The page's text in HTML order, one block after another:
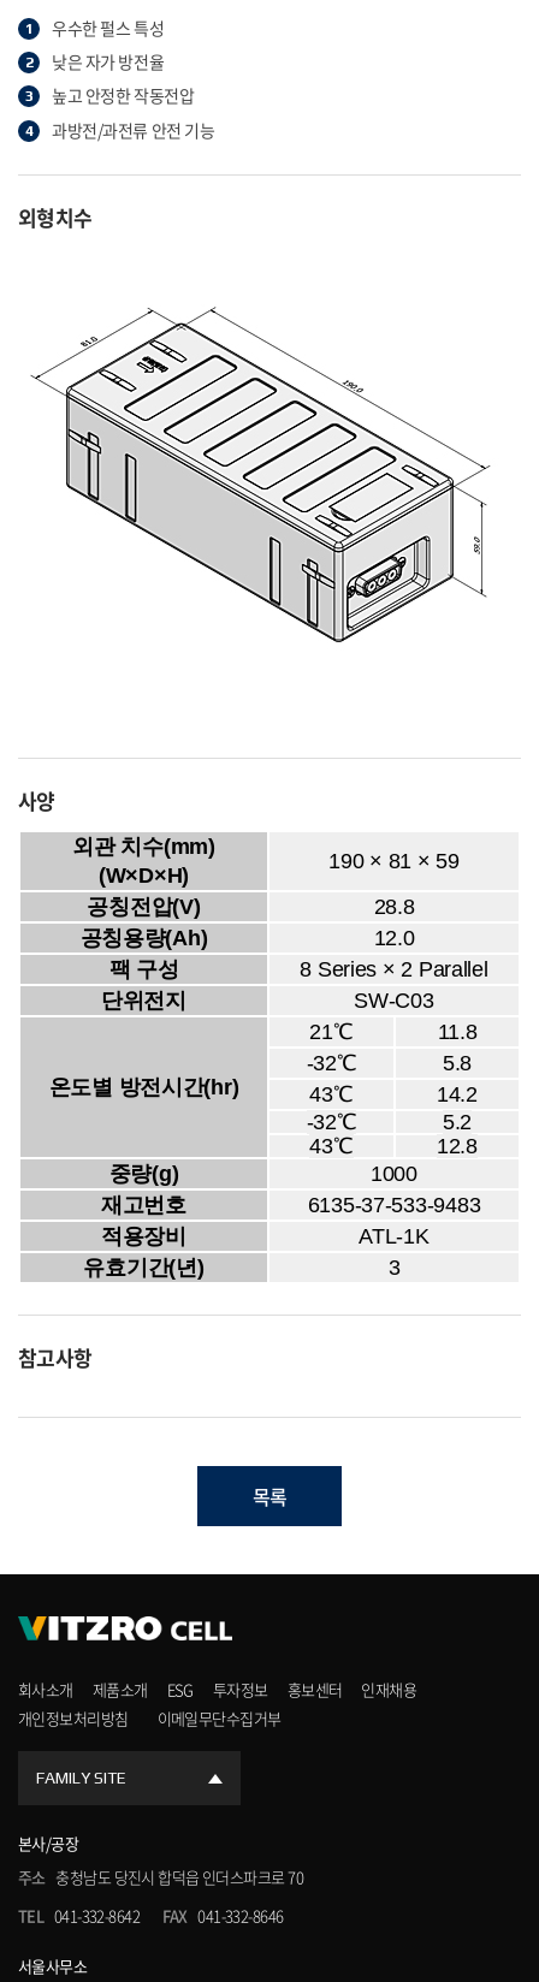
우수한 펄스 특성
낮은 자가 방전율
높고 안정한 작동전압
과방전/과전류 안전 기능
외형치수
사양
외관 치수(mm)
(W×D×H)
190 × 81 × 59
공칭전압(V)
28.8
공칭용량(Ah)
12.0
팩 구성
8 Series × 2 Parallel
단위전지
SW-C03
온도별 방전시간(hr)
21℃
11.8
-32℃
5.8
43℃
14.2
-32℃
5.2
43℃
12.8
중량(g)
1000
재고번호
6135-37-533-9483
적용장비
ATL-1K
유효기간(년)
3
참고사항
목록
회사소개 제품소개 ESG 투자정보 홍보센터
인재채용
개인정보처리방침
이메일무단수집거부
FAMILY SITE
본사/공장
주소 충청남도 당진시 합덕읍 인더스파크로 70
TEL
041-332-8642 FAX 041-332-8646
서울사무소